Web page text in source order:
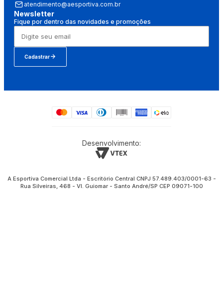
atendimento@aesportiva.com.br
Newsletter
Fique por dentro das novidades e promoções
Cadastrar
Desenvolvimento:
A Esportiva Comercial Ltda - Escritório Central CNPJ 57.489.403/0001-63 -
Rua Silveiras, 468 - Vl. Guiomar - Santo André/SP CEP 09071-100